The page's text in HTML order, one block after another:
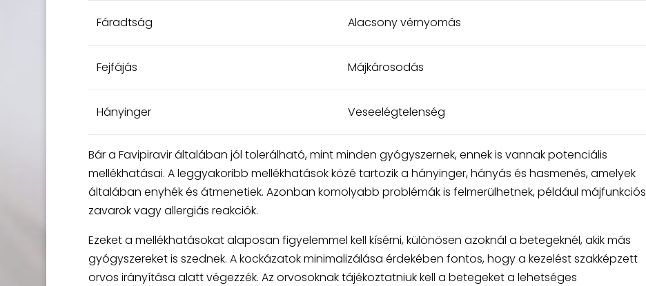
Fáradtság Alacsony vérnyomás
Fejfájás Májkárosodás
Hányinger Veseelégtelenség
Bár a Favipiravir általában jól tolerálható, mint minden gyógyszernek, ennek is vannak potenciális
mellékhatásai. A leggyakoribb mellékhatások közé tartozik a hányinger, hányás és hasmenés, amelyek
általában enyhék és átmenetiek. Azonban komolyabb problémák is felmerülhetnek, például májfunkciós
zavarok vagy allergiás reakciók.
Ezeket a mellékhatásokat alaposan figyelemmel kell kísérni, különösen azoknál a betegeknél, akik más
gyógyszereket is szednek. A kockázatok minimalizálása érdekében fontos, hogy a kezelést szakképzett
orvos irányítása alatt végezzék. Az orvosoknak tájékoztatniuk kell a betegeket a lehetséges